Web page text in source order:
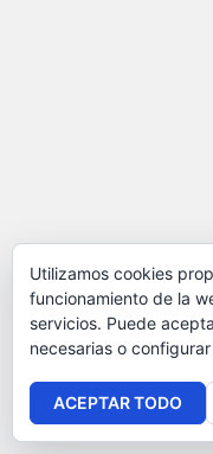
Utilizamos cookies
funcionamiento de la
servicios. Puede
necesarias o
ACEPTAR TODO